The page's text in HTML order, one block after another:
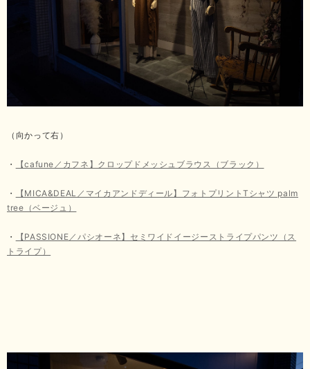
（向かって右）
・ 【cafune／カフネ】クロップドメッシュブラウス（ブラック）
・
【MICA&DEAL／マイカアンドディール】フォトプリントTシャツ palm
tree（ベージュ）
・
【PASSIONE／パシオーネ】セミワイドイージーストライプパンツ（ス
トライプ）